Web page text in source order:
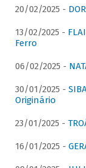
20/02/2025 -
13/02/2025 -
Ferro
06/02/2025 -
30/01/2025 -
Originário
23/01/2025 -
16/01/2025 -